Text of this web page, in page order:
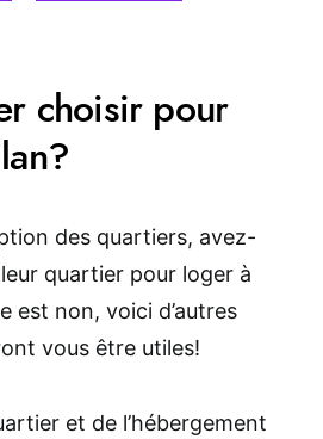
choisir pour
des quartiers, avez-
quartier pour loger à
est non, voici d’autres
vous être utiles!
et de l’hébergement